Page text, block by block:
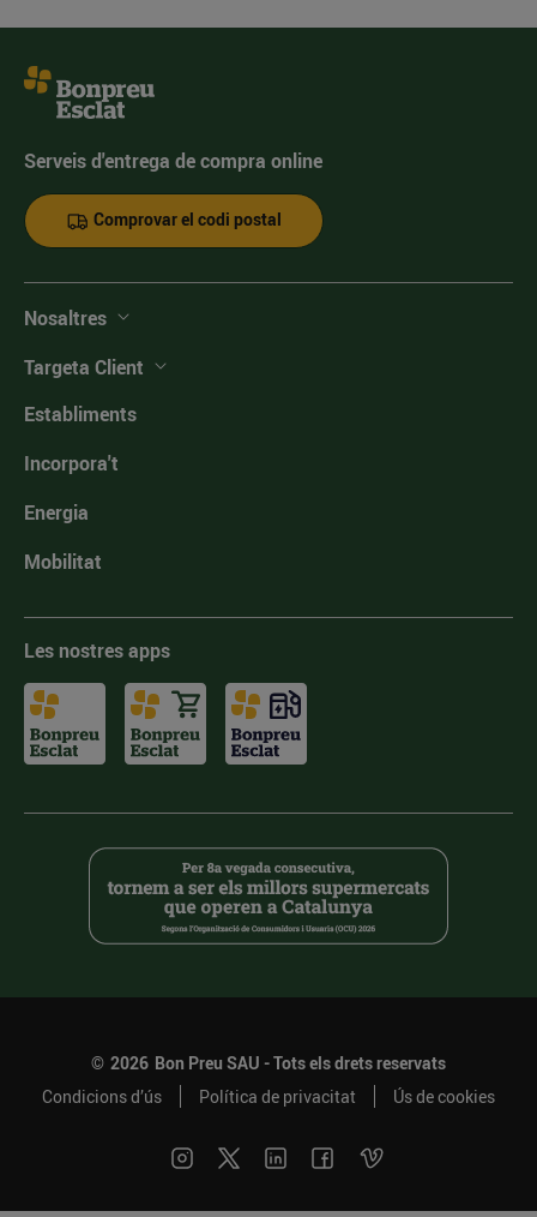
Serveis d'entrega de compra online
Comprovar el codi postal
Nosaltres
Targeta Client
Establiments
Incorpora't
Energia
Mobilitat
Les nostres apps
© 2026 Bon Preu SAU - Tots els drets reservats
Condicions d’ús
Política de privacitat Ús de cookies